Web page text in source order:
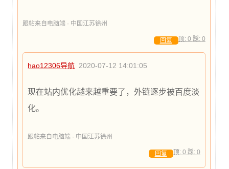
跟帖来自电脑端 · 中国江苏徐州
顶: 0 踩: 0
回复
hao12306导航 2020-07-12 14:01:05
现在站内优化越来越重要了，外链逐步被百度淡
化。
跟帖来自电脑端 · 中国江苏徐州
顶: 0 踩: 0
回复